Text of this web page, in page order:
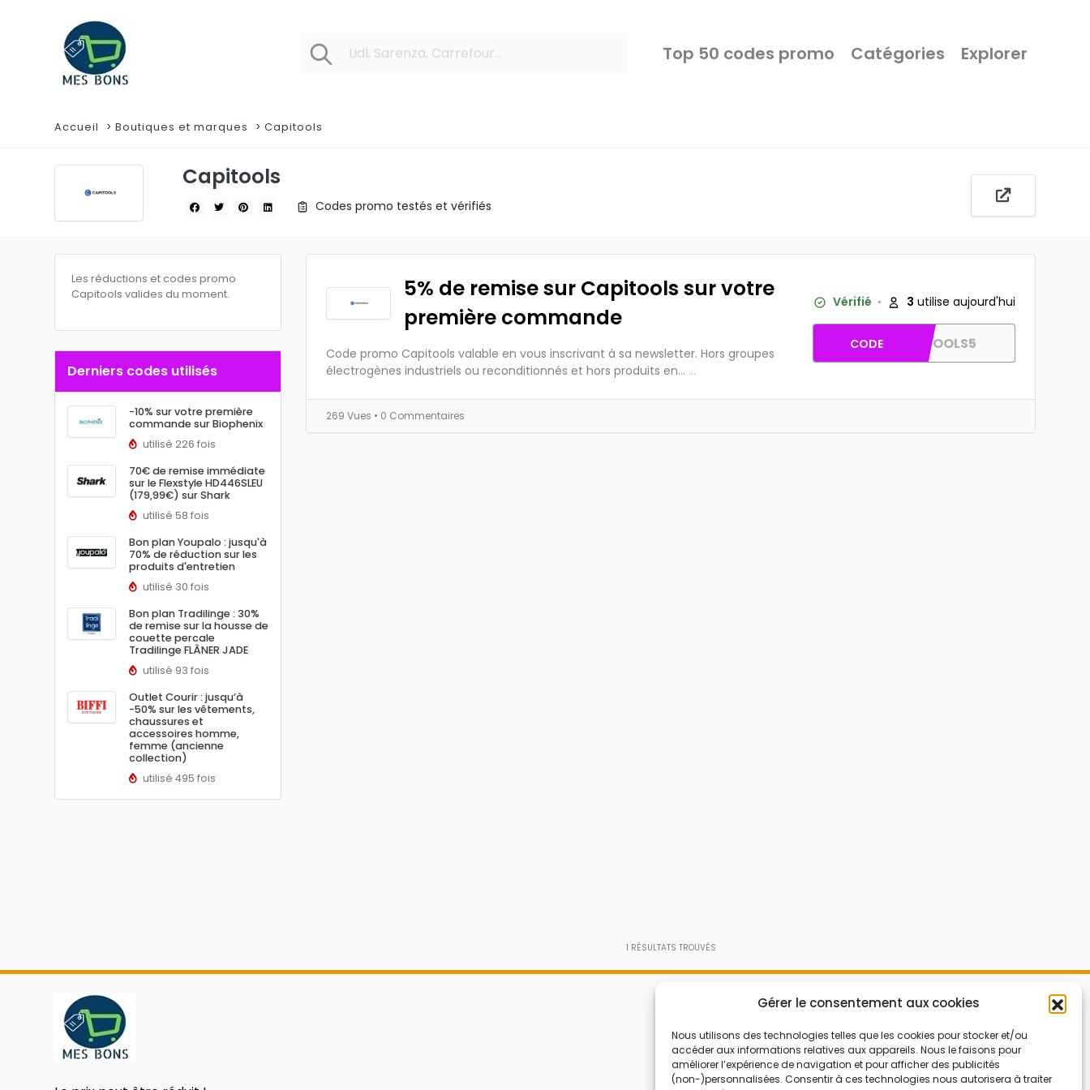
Gérer le consentement aux cookies
Nous utilisons des technologies telles que les cookies pour stocker et/ou
accéder aux informations relatives aux appareils. Nous le faisons pour
améliorer l’expérience de navigation et pour afficher des publicités
(non-)personnalisées. Consentir à ces technologies nous autorisera à traiter
Top 50 codes promo Catégories Explorer
Accueil Boutiques et marques Capitools
Capitools
Codes promo testés et vérifiés
Les réductions et codes promo
Capitools valides du moment.
Derniers codes utilisés
-10% sur votre première
commande sur Biophenix
utilisé 226 fois
70€ de remise immédiate
sur le Flexstyle HD446SLEU
(179,99€) sur Shark
utilisé 58 fois
Bon plan Youpalo : jusqu'à
70% de réduction sur les
produits d'entretien
utilisé 30 fois
Bon plan Tradilinge : 30%
de remise sur la housse de
couette percale
Tradilinge FLÂNER JADE
utilisé 93 fois
Outlet Courir : jusqu’à
-50% sur les vêtements,
chaussures et
accessoires homme,
femme (ancienne
collection)
utilisé 495 fois
5% de remise sur Capitools sur votre
première commande
Code promo Capitools valable en vous inscrivant à sa newsletter. Hors groupes
électrogènes industriels ou reconditionnés et hors produits en... ...
Vérifié 3 utilise aujourd'hui
CAPITOOLS5
CODE
269 Vues • 0 Commentaires
1 RÉSULTATS TROUVÉS
Mes Bons
FAQ
Qui sommes nous
Contactez-nous
Bonnes affaires
Code réduction
Bons plans
Soldes